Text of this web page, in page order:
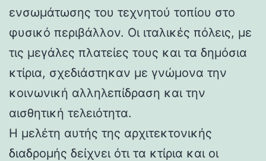
ενσωμάτωσης του τεχνητού τοπίου στο
φυσικό περιβάλλον. Οι ιταλικές πόλεις, με
τις μεγάλες πλατείες τους και τα δημόσια
κτίρια, σχεδιάστηκαν με γνώμονα την
κοινωνική αλληλεπίδραση και την
αισθητική τελειότητα.
Η μελέτη αυτής της αρχιτεκτονικής
διαδρομής δείχνει ότι τα κτίρια και οι